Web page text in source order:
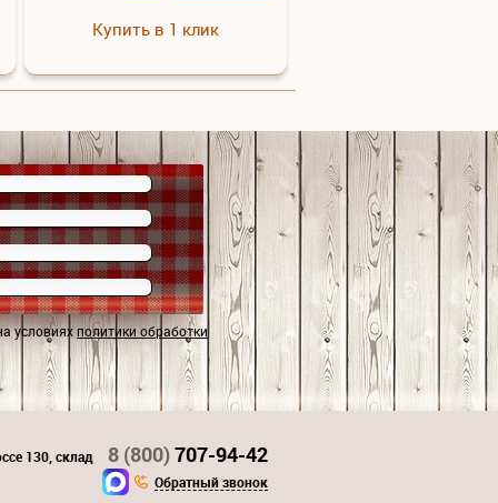
Купить в 1 клик
условияхполитики обработки
130, склад 8 (800)707-94-42
Обратный звонок